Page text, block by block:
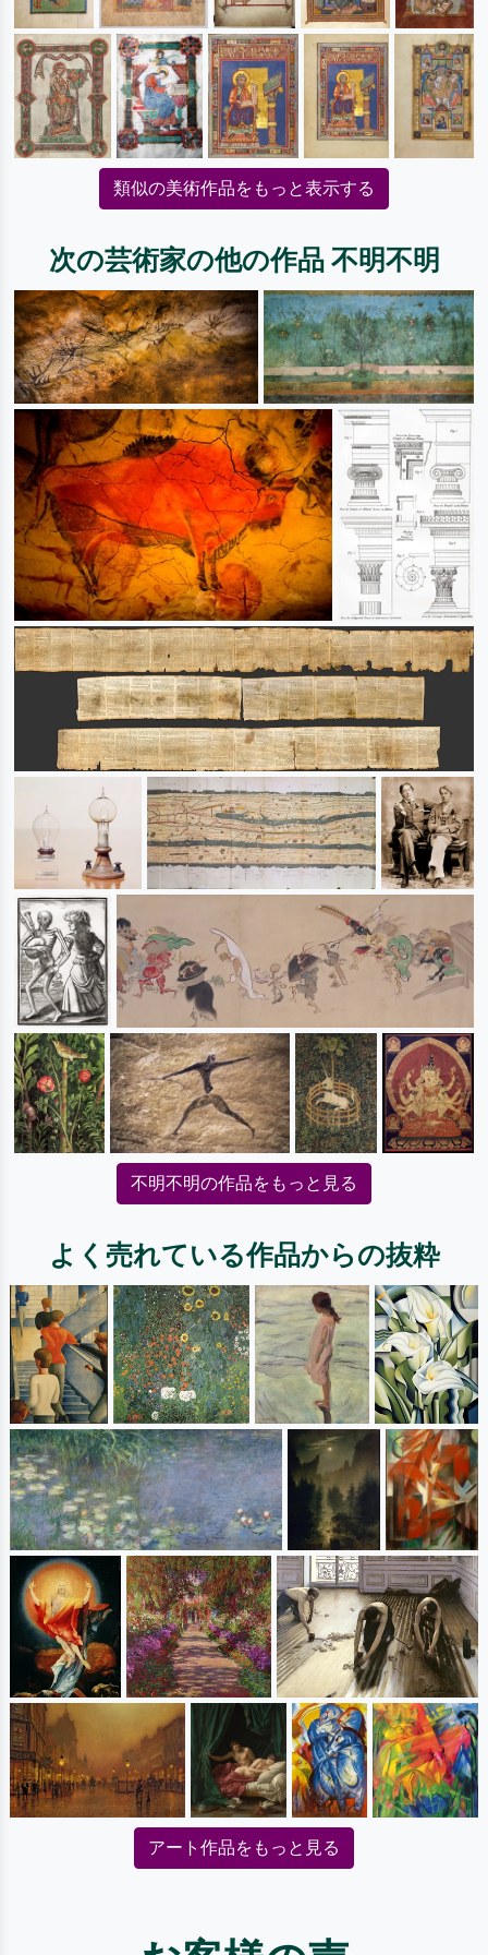
類似の美術作品をもっと表示する
次の芸術家の他の作品 不明不明
不明不明の作品をもっと見る
よく売れている作品からの抜粋
アート作品をもっと見る